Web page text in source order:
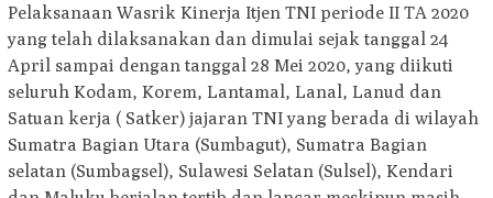
Pelaksanaan Wasrik Kinerja Itjen TNI periode II TA 2020
yang telah dilaksanakan dan dimulai sejak tanggal 24
April sampai dengan tanggal 28 Mei 2020, yang diikuti
seluruh Kodam, Korem, Lantamal, Lanal, Lanud dan
Satuan kerja ( Satker) jajaran TNI yang berada di wilayah
Sumatra Bagian Utara (Sumbagut), Sumatra Bagian
selatan (Sumbagsel), Sulawesi Selatan (Sulsel), Kendari